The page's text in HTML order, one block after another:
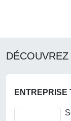
ENTREPRISE